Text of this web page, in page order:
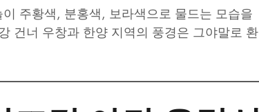
주황색, 분홍색, 보라색으로 물드는 모습을
건너 우창과 한양 지역의 풍경은 그야말로 환